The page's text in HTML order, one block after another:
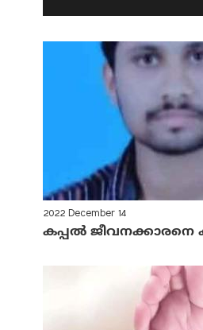
2022 December 14
കപ്പല്‍ ജീവനക്കാരനെ